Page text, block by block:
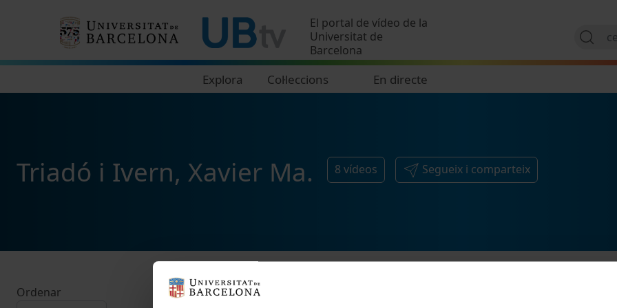
El portal de vídeo de la
Universitat de
Barcelona
Explora Col·leccions En directe
Triadó i Ivern, Xavier Ma. 8 vídeos Segueix i comparteix
Ordenar